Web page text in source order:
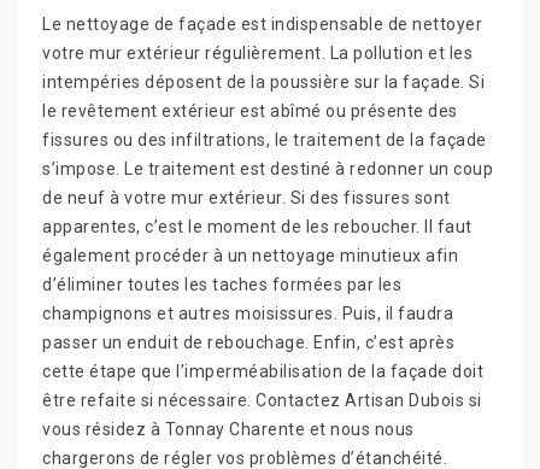
Le nettoyage de façade est indispensable de nettoyer
votre mur extérieur régulièrement. La pollution et les
intempéries déposent de la poussière sur la façade. Si
le revêtement extérieur est abîmé ou présente des
fissures ou des infiltrations, le traitement de la façade
s’impose. Le traitement est destiné à redonner un coup
de neuf à votre mur extérieur. Si des fissures sont
apparentes, c’est le moment de les reboucher. Il faut
également procéder à un nettoyage minutieux afin
d’éliminer toutes les taches formées par les
champignons et autres moisissures. Puis, il faudra
passer un enduit de rebouchage. Enfin, c’est après
cette étape que l’imperméabilisation de la façade doit
être refaite si nécessaire. Contactez Artisan Dubois si
vous résidez à Tonnay Charente et nous nous
chargerons de régler vos problèmes d’étanchéité.